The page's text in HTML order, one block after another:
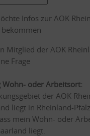
Infos zur AOK
bekommen
Mitglied der AOK
Frage
Wohn- oder Arbeitsort:
der AOK
liegt in Rheinland-
mein Wohn- oder
liegt.